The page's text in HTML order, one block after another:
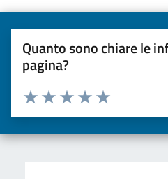
Quanto sono chiare le
pagina?
Valuta da 1 a 5 stelle la pagina
Valuta 5 stelle
Valuta 4 stelle su 5
Valuta 3 stelle su 5
Valuta 2 stelle su 5
Valuta una stella su 5